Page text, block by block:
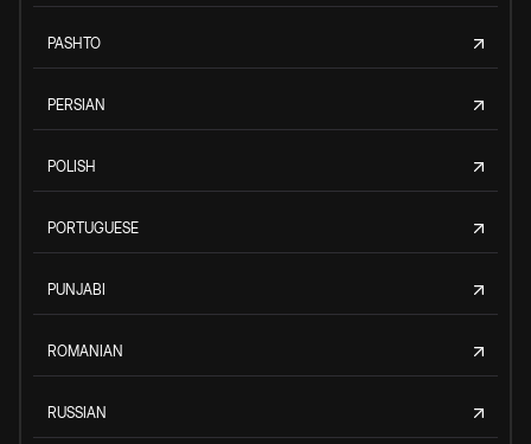
PASHTO
PERSIAN
POLISH
PORTUGUESE
PUNJABI
ROMANIAN
RUSSIAN